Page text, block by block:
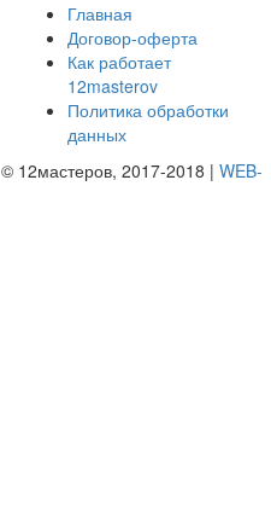
Главная
Договор-оферта
Как работает
12masterov
Политика обработки
данных
© 12мастеров, 2017-2018 | WEB-